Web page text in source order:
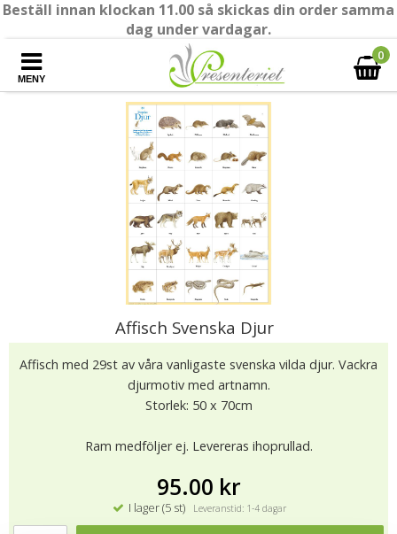
Beställ innan klockan 11.00 så skickas din order samma
dag under vardagar.
MENY
0
Affisch Svenska Djur
Affisch med 29st av våra vanligaste svenska vilda djur. Vackra
djurmotiv med artnamn.
Storlek: 50 x 70cm
Ram medföljer ej. Levereras ihoprullad.
95.00 kr
I lager (5 st) Leveranstid: 1-4 dagar